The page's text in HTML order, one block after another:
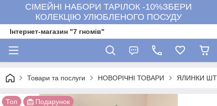
СІМЕЙНІ НАБОРИ ТАРІЛОК -10%ЗБЕРИ
КОЛЕКЦІЮ УЛЮБЛЕНОГО ПОСУДУ
Інтернет-магазин "7 гномів"
Товари та послуги НОВОРІЧНІ ТОВАРИ ЯЛИНКИ
Топ Подарунок